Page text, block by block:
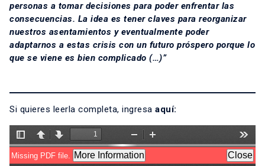
personas a tomar decisiones para poder enfrentar las
consecuencias. La idea es tener claves para reorganizar
nuestros asentamientos y eventualmente poder
adaptarnos a estas crisis con un futuro próspero porque lo
que se viene es bien complicado (…)”
Si quieres leerla completa, ingresa aquí: